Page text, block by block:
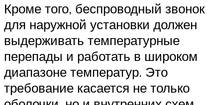
Кроме того, беспроводный звонок
для наружной установки должен
выдерживать температурные
перепады и работать в широком
диапазоне температур. Это
требование касается не только